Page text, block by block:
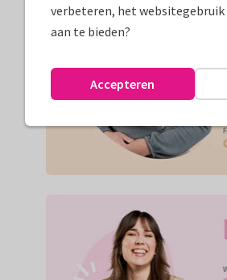
verbeteren, het
aan te bieden?
Accepteren